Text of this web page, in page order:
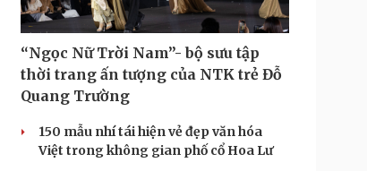
“Ngọc Nữ Trời Nam”- bộ sưu tập
thời trang ấn tượng của NTK trẻ Đỗ
Quang Trường
150 mẫu nhí tái hiện vẻ đẹp văn hóa
Việt trong không gian phố cổ Hoa Lư